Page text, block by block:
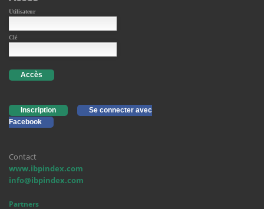
Utilisateur
Clé
Accès
Inscription
Se connecter avec
Facebook
Contact
www.ibpindex.com
info@ibpindex.com
Partners